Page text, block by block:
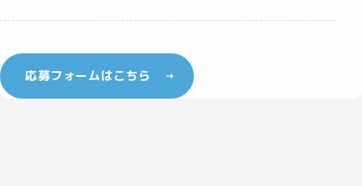
応募フォームはこちら